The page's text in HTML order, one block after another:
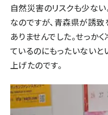
自然災害のリスクも少ない
なのですが、青森県が誘
ありませんでした。せっか
ているのにもったいないと
上げたのです。